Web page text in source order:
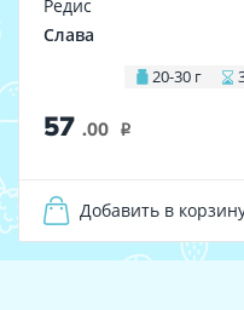
Редис
Слава
20-30 г
57 .00 i
Добавить в